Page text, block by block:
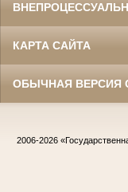
КАРТА САЙТА
ОБЫЧНАЯ ВЕРСИЯ
2006-2026